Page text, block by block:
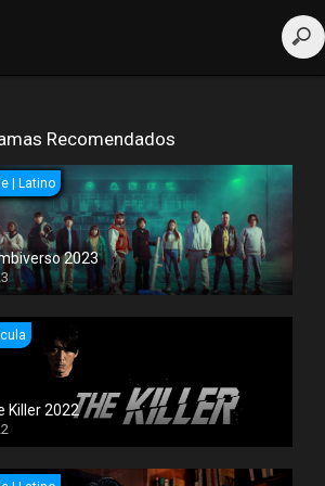
Recomendados
| Latino
2023
Killer 2022